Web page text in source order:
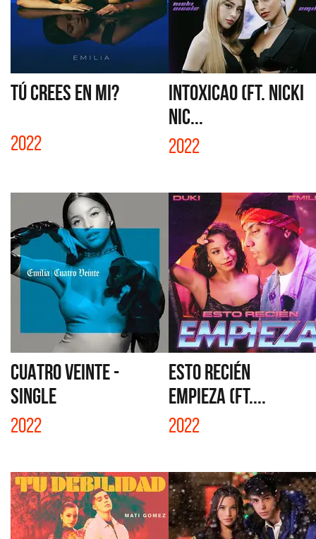
TÚ CREES EN MI?
2022
INTOXICAO (FT. NICKI
NIC...
2022
CUATRO VEINTE -
SINGLE
2022
ESTO RECIÉN
EMPIEZA (FT....
2022